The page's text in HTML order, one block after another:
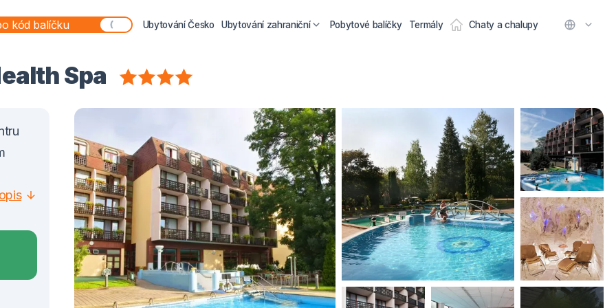
Ubytování Česko Ubytování zahraniční Pobytové balíčky Termály Chaty a chalupy
Spa